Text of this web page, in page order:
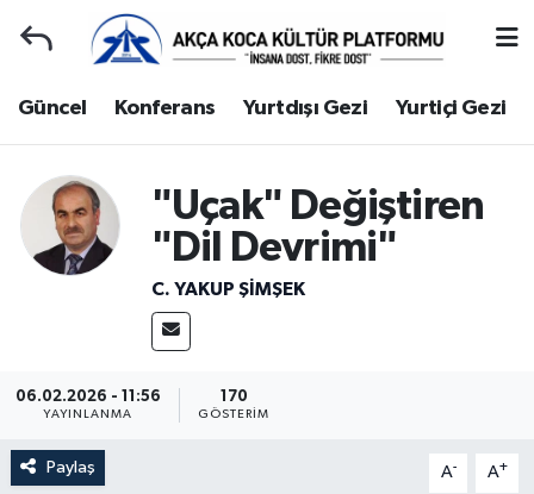
Güncel Konferans Yurtdışı Gezi Yurtiçi Gezi
"Uçak" Değiştiren
"Dil Devrimi"
C. YAKUP ŞİMŞEK
06.02.2026 - 11:56
YAYINLANMA
170
GÖSTERIM
Paylaş A- A+
Gençlerle Başbaşa
Güncel
Konferans
Yurtdışı Gezi
Yurtiçi Gezi
Ziyaretler
Kocaeli Hava Durumu
Kocaeli Namaz Vakitleri
Kocaeli Trafik Yoğunluk Haritası
Süper Lig Puan Durumu ve Fikstür
Tüm Manşetler
Son Dakika Haberleri